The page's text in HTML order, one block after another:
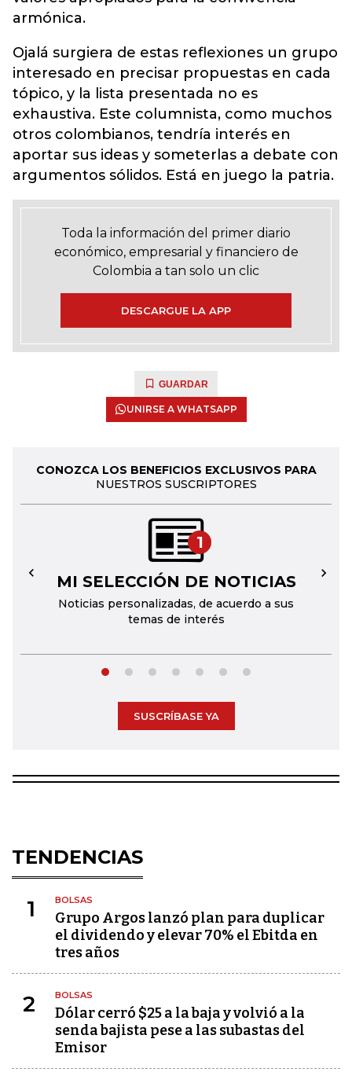
armónica.
Ojalá surgiera de estas reflexiones un grupo
interesado en precisar propuestas en cada
tópico, y la lista presentada no es
exhaustiva. Este columnista, como muchos
otros colombianos, tendría interés en
aportar sus ideas y someterlas a debate con
argumentos sólidos. Está en juego la patria.
Toda la información del primer diario
económico, empresarial y financiero de
Colombia a tan solo un clic
DESCARGUE LA APP
GUARDAR
UNIRSE A WHATSAPP
CONOZCA LOS BENEFICIOS EXCLUSIVOS PARA
NUESTROS SUSCRIPTORES
1
MI SELECCIÓN DE NOTICIAS
Noticias personalizadas, de acuerdo a sus
temas de interés
← →
SUSCRÍBASE YA
TENDENCIAS
1 BOLSAS
Grupo Argos lanzó plan para duplicar
el dividendo y elevar 70% el Ebitda en
tres años
2 BOLSAS
Dólar cerró $25 a la baja y volvió a la
senda bajista pese a las subastas del
Emisor